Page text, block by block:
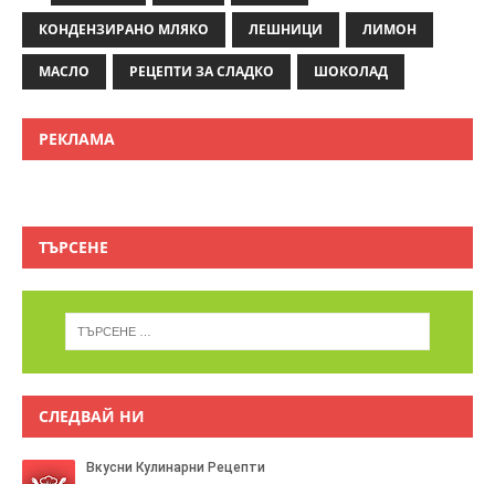
КОНДЕНЗИРАНО МЛЯКО ЛЕШНИЦИ ЛИМОН
МАСЛО РЕЦЕПТИ ЗА СЛАДКО ШОКОЛАД
РЕКЛАМА
ТЪРСЕНЕ
СЛЕДВАЙ НИ